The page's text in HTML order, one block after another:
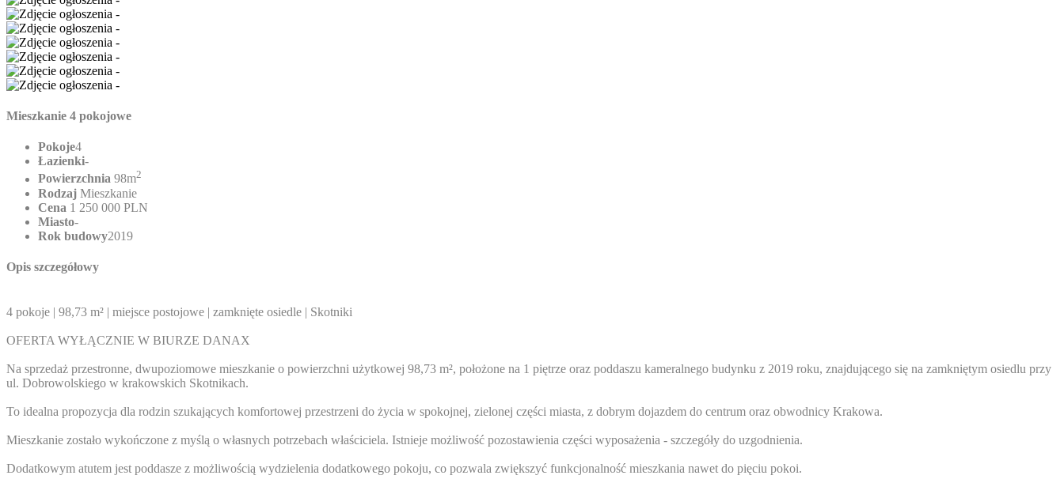
Mieszkanie 4 pokojowe
Pokoje4
Łazienki-
Powierzchnia 98m2
Rodzaj Mieszkanie
Cena 1 250 000 PLN
Miasto-
Rok budowy2019
Opis szczegółowy
4 pokoje | 98,73 m² | miejsce postojowe | zamknięte osiedle | Skotniki
OFERTA WYŁĄCZNIE W BIURZE DANAX
Na sprzedaż przestronne, dwupoziomowe mieszkanie o powierzchni użytkowej 98,73 m², położone na 1 piętrze oraz poddaszu kameralnego budynku z 2019 roku, znajdującego się na zamkniętym osiedlu przy
ul. Dobrowolskiego w krakowskich Skotnikach.
To idealna propozycja dla rodzin szukających komfortowej przestrzeni do życia w spokojnej, zielonej części miasta, z dobrym dojazdem do centrum oraz obwodnicy Krakowa.
Mieszkanie zostało wykończone z myślą o własnych potrzebach właściciela. Istnieje możliwość pozostawienia części wyposażenia - szczegóły do uzgodnienia.
Dodatkowym atutem jest poddasze z możliwością wydzielenia dodatkowego pokoju, co pozwala zwiększyć funkcjonalność mieszkania nawet do pięciu pokoi.